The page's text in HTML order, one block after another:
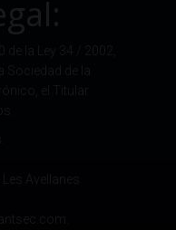
la Ley 34 / 2002,
Sociedad de la
el Titular
Avellanes